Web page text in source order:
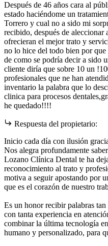
Después de 46 años cara al
estado haciéndome un
Torrero y cual no a sido mi
recibido, después de aleccionar
ofrecieran el mejor trato y
no lo hice del todo bien por
de como se podría decir a sido
cliente diría que sobre 10 un
profesionales que ne han
inventario la palabra que lo
clinica para procesos
he quedado!!!!
Respuesta del propietario:
Inicio cada día con ilusión
Nos alegra profundamente
Lozano Clínica Dental te ha
reconocimiento al trato y
motiva a seguir apostando por
que es el corazón de nuestro
Es un honor recibir palabras
con tanta experiencia en
combinar la última tecnología
humano y personalizado, para